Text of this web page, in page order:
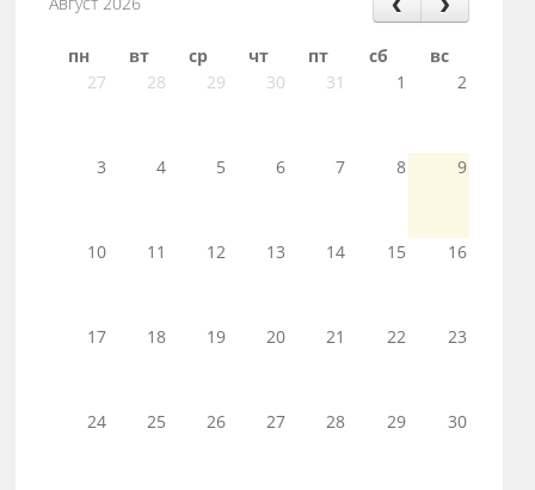
пн вт ср чт пт сб
вс
27
28 29 30 31 1 2
3 4 5 6 7 8 9
10 11 12 13 14 15 16
17 18 19 20 21 22 23
24 25 26 27 28 29 30